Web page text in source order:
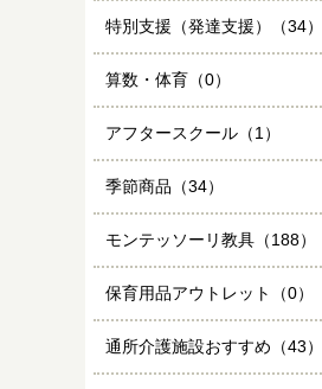
特別支援（発達支援）（34）
算数・体育（0）
アフタースクール（1）
季節商品（34）
モンテッソーリ教具（188）
保育用品アウトレット（0）
通所介護施設おすすめ（43）